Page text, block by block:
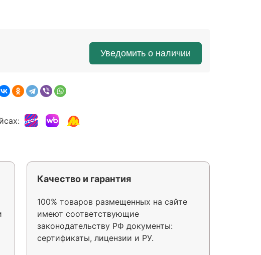
Уведомить о наличии
Качество и гарантия
100% товаров размещенных на сайте
имеют соответствующие
законодательству РФ документы:
сертификаты, лицензии и РУ.